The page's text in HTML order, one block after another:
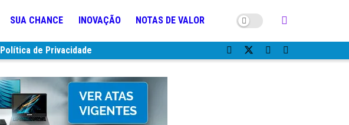
SUA CHANCE INOVAÇÃO NOTAS DE VALOR
Política de Privacidade